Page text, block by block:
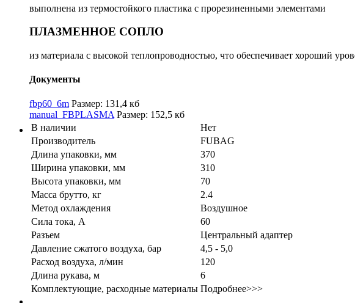
выполнена из термостойкого пластика с прорезиненными элементами
ПЛАЗМЕННОЕ СОПЛО
из материала с высокой теплопроводностью, что обеспечивает хороший
Документы
fbp60_6m Размер: 131,4 кб
manual_FBPLASMA Размер: 152,5 кб
В наличии
Нет
Производитель
FUBAG
Длина упаковки, мм
370
Ширина упаковки, мм
310
Высота упаковки, мм
70
Масса брутто, кг
2.4
Метод охлаждения
Воздушное
Сила тока, А
60
Разъем
Центральный адаптер
Давление сжатого воздуха, бар
4,5 - 5,0
Расход воздуха, л/мин
120
Длина рукава, м
6
Комплектующие, расходные материалы Подробнее>>>